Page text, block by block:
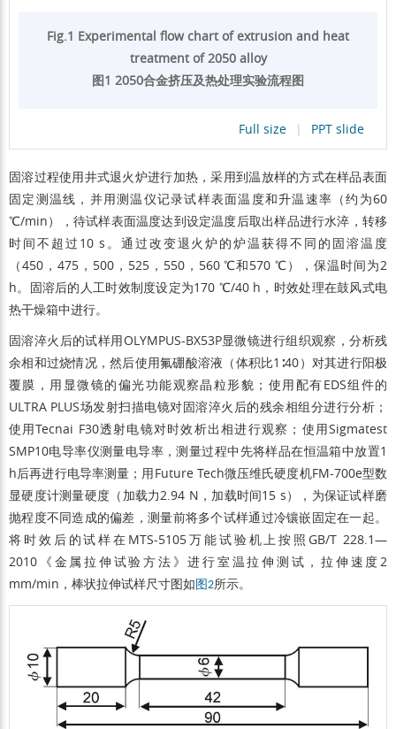
Fig.1 Experimental flow chart of extrusion and heat
treatment of 2050 alloy
图1 2050合金挤压及热处理实验流程图
Full size | PPT slide
固溶过程使用井式退火炉进行加热，采用到温放样的方式在样品表面
固定测温线，并用测温仪记录试样表面温度和升温速率（约为60
℃/min），待试样表面温度达到设定温度后取出样品进行水淬，转移
时间不超过10 s。通过改变退火炉的炉温获得不同的固溶温度
（450，475，500，525，550，560 ℃和570 ℃），保温时间为2
h。固溶后的人工时效制度设定为170 ℃/40 h，时效处理在鼓风式电
热干燥箱中进行。
固溶淬火后的试样用OLYMPUS-BX53P显微镜进行组织观察，分析残
余相和过烧情况，然后使用氟硼酸溶液（体积比1∶40）对其进行阳极
覆膜，用显微镜的偏光功能观察晶粒形貌；使用配有EDS组件的
ULTRA PLUS场发射扫描电镜对固溶淬火后的残余相组分进行分析；
使用Tecnai F30透射电镜对时效析出相进行观察；使用Sigmatest
SMP10电导率仪测量电导率，测量过程中先将样品在恒温箱中放置1
h后再进行电导率测量；用Future Tech微压维氏硬度机FM-700e型数
显硬度计测量硬度（加载力2.94 N，加载时间15 s），为保证试样磨
抛程度不同造成的偏差，测量前将多个试样通过冷镶嵌固定在一起。
将时效后的试样在MTS-5105万能试验机上按照GB/T 228.1—
2010《金属拉伸试验方法》进行室温拉伸测试，拉伸速度2
mm/min，棒状拉伸试样尺寸图如 图2所示。